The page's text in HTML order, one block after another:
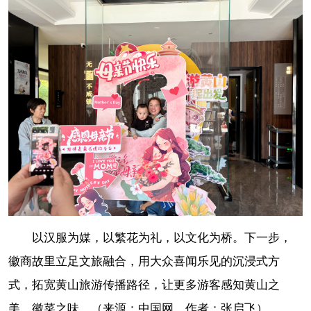
以汉服为媒，以繁花为礼，以文化为桥。下一步，
徽商故里立足文旅融合，用大众喜闻乐见的沉浸式方
式，拓宽黄山旅游传播路径，让更多游客感知黄山之